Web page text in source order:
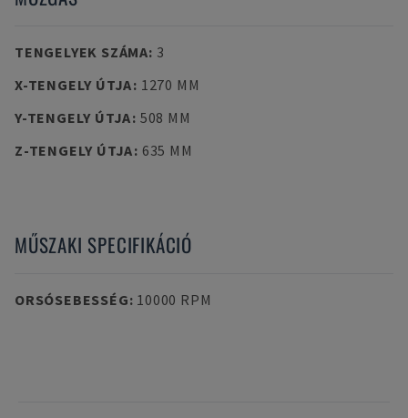
TENGELYEK SZÁMA: 3
X-TENGELY ÚTJA: 1270 MM
Y-TENGELY ÚTJA: 508 MM
Z-TENGELY ÚTJA: 635 MM
MŰSZAKI SPECIFIKÁCIÓ
ORSÓSEBESSÉG: 10000 RPM